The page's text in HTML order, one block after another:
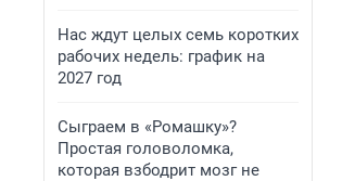
Нас ждут целых семь коротких
рабочих недель: график на
2027 год
Сыграем в «Ромашку»?
Простая головоломка,
которая взбодрит мозг не